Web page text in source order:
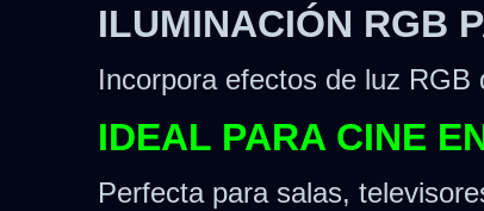
ILUMINACIÓN RGB
Incorpora efectos de luz
IDEAL PARA CINE
Perfecta para salas,